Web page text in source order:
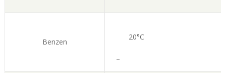
Benzen
20°C
–